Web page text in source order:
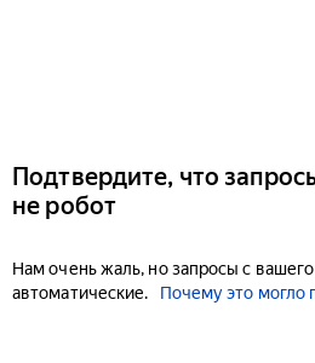
Подтвердите, что
не робот
Нам очень жаль, но запросы с
автоматические.
Почему это могло